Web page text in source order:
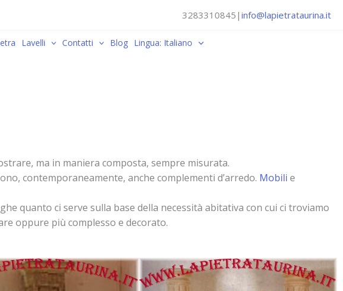
3283310845 | info@lapietrataurina.it
Lavelli Contatti Blog Lingua: Italiano
ma in maniera composta, sempre misurata.
contemporaneamente, anche complementi d’arredo. Mobili e
quanto ci serve sulla base della necessità abitativa con cui ci troviamo
oppure più complesso e decorato.